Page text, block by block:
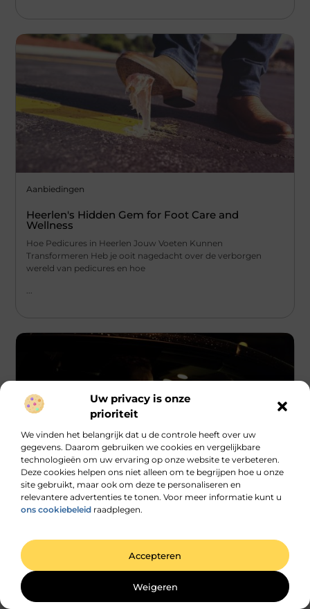
Uw privacy is onze
prioriteit
We vinden het belangrijk dat u de controle heeft over uw
gegevens. Daarom gebruiken we cookies en vergelijkbare
technologieën om uw ervaring op onze website te verbeteren.
Deze cookies helpen ons niet alleen om te begrijpen hoe u onze
site gebruikt, maar ook om deze te personaliseren en
relevantere advertenties te tonen. Voor meer informatie kunt u
ons cookiebeleid raadplegen.
Accepteren
Weigeren
Aanbiedingen
Heerlen's Hidden Gem for Foot Care and
Wellness
Hoe Pedicures in Heerlen Jouw Voeten Kunnen
Transformeren Heb je ooit nagedacht over de verborgen
wereld van pedicures en hoe
...
Aanbiedingen
Waarom Rijschool Heerlen De Beste Keuze Is
Het kiezen van de juiste rijschool is een cruciale stap voor
iedereen die wil leren autorijden. Een goede rijschool kan
...